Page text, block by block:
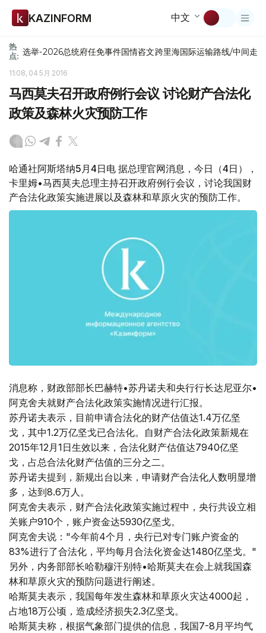
KAZINFORM 中文
热
点: 选举-2026总统府任免事件国情咨文跨里海国际运输路线/中间走廊
11:08, 04 5月 2016
马西莫夫召开政府例行会议 讨论财产合法化
政策及森林火灾预防工作
哈通社阿斯塔纳5月4日电 据总理官网消息，今日（4日），
卡里姆•马西莫夫总理主持召开政府例行会议，讨论我国财
产合法化政策实施进展以及森林和草原火灾的预防工作。
消息称，财政部部长巴赫特•苏丹诺夫和央行行长达尼亚尔•
阿克舍夫就财产合法化政策实施情况进行汇报。
苏丹诺夫表示，目前申请合法化的财产估值达1.4万亿坚
戈，其中1.2万亿坚戈已合法化。自财产合法化政策新规在
2015年12月1日生效以来，合法化财产估值达7940亿坚
戈，占总合法化财产估值的三分之二。
苏丹诺夫提到，新规出台以来，申请财产合法化人数明显增
多，达到8.6万人。
阿克舍夫表示，财产合法化政策实施过程中，央行共设立相
关账户910个，账户资金达5930亿坚戈。
阿克舍夫说："今年前4个月，央行已对专门账户资金的
83%进行了合法化，平均每月合法化资金达1480亿坚戈。"
另外，内务部部长哈勒穆汗别特•哈斯莫夫在会上就我国森
林和草原火灾的预防问题进行阐述。
哈斯莫夫表示，我国每年发生森林和草原火灾达4000起，
占地18万公顷，造成经济损失2.3亿坚戈。
哈斯莫夫称，根据气象部门提供的信息，我国7-8月平均气